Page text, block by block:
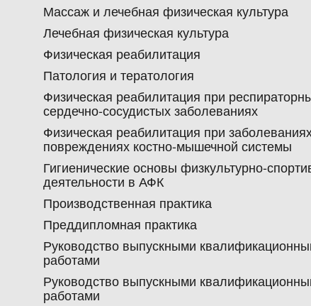
Массаж и лечебная физическая культура
Лечебная физическая культура
Физическая реабилитация
Патология и тератология
Физическая реабилитация при
сердечно-сосудистых заболеваниях
Физическая реабилитация при
повреждениях костно-мышечной системы
Гигиенические основы физкультурно-
деятельности в АФК
Производственная практика
Преддипломная практика
Руководство выпускными
работами
Руководство выпускными
работами